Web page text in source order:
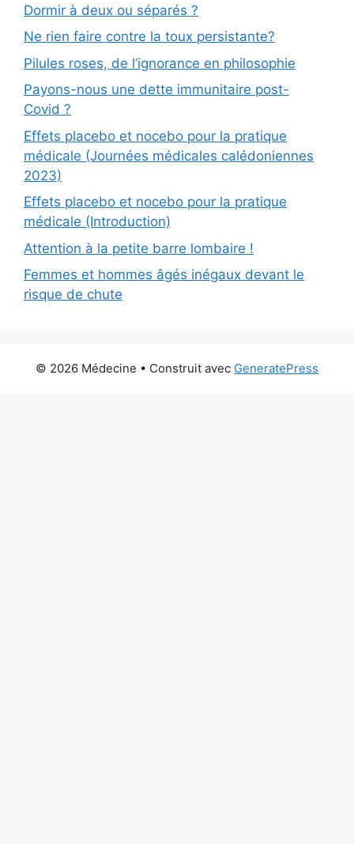
Dormir à deux ou séparés ?
Ne rien faire contre la toux persistante?
Pilules roses, de l’ignorance en philosophie
Payons-nous une dette immunitaire post-
Covid ?
Effets placebo et nocebo pour la pratique
médicale (Journées médicales calédoniennes
2023)
Effets placebo et nocebo pour la pratique
médicale (Introduction)
Attention à la petite barre lombaire !
Femmes et hommes âgés inégaux devant le
risque de chute
© 2026 Médecine • Construit avec GeneratePress